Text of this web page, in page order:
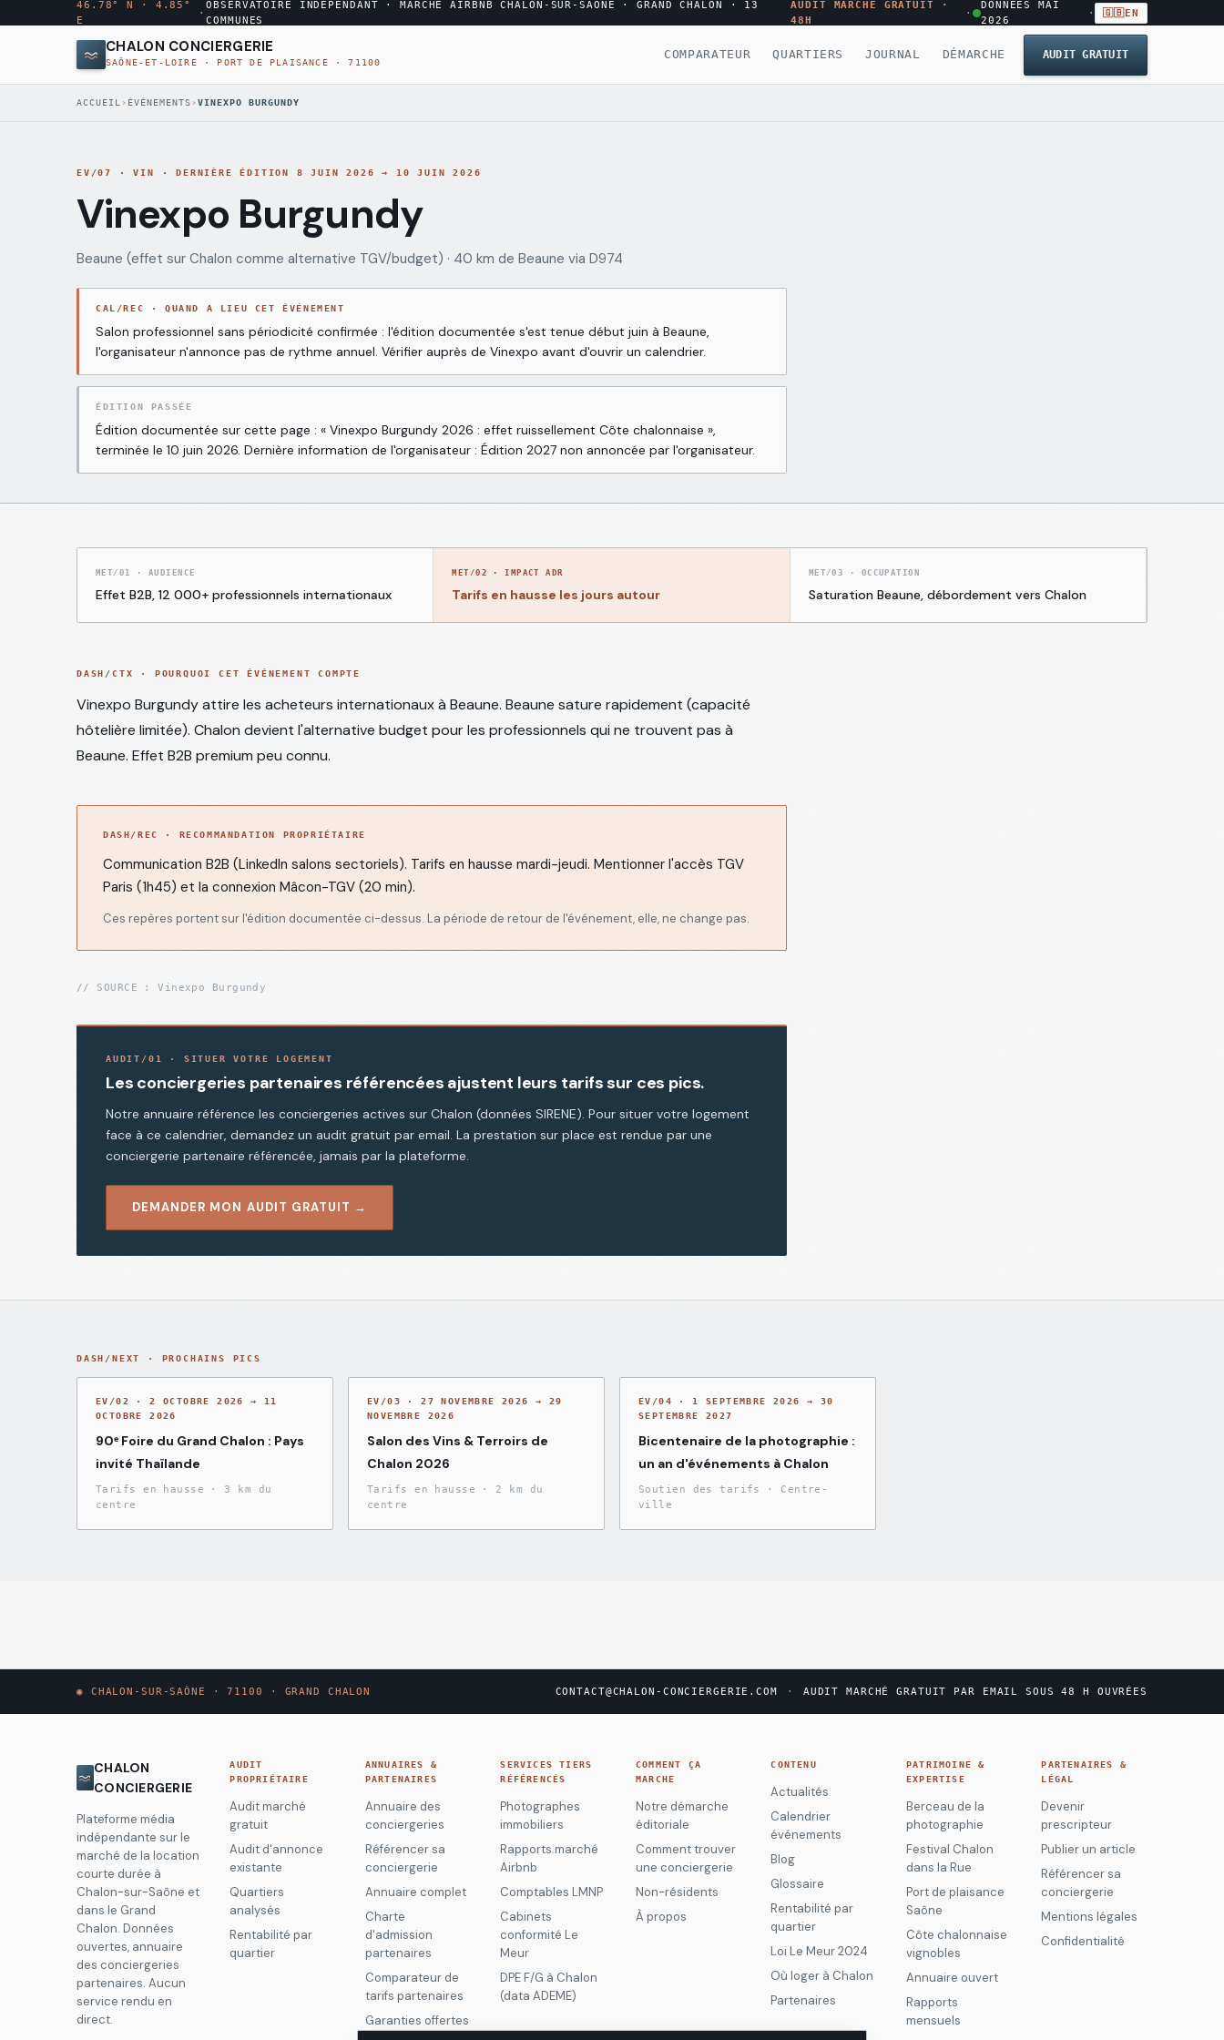
46.78° N · 4.85°
E
·
OBSERVATOIRE INDÉPENDANT · MARCHÉ AIRBNB CHALON-SUR-SAÔNE · GRAND CHALON · 13
COMMUNES
AUDIT MARCHÉ GRATUIT ·
48H
·
DONNÉES MAI
2026
· 🇬🇧EN
CHALON CONCIERGERIE
SAÔNE-ET-LOIRE · PORT DE PLAISANCE · 71100
COMPARATEUR QUARTIERS JOURNAL DÉMARCHE AUDIT GRATUIT
·
ANN
conciergeries
Comparateur
Quartiers
Chalon
COM
Communes
Grand
Chalon
→
Rapports
marché
Journal
éditorial
Notre
démarche
Audit
d'annonce
Le
Meur
F/G à
→
AUDIT
MARCHÉ
email
sous
48
ACCUEIL › ÉVÉNEMENTS › VINEXPO BURGUNDY
EV/07 ·VIN ·DERNIÈRE ÉDITION 8 JUIN 2026 → 10 JUIN 2026
Vinexpo Burgundy
Beaune (effet sur Chalon comme alternative TGV/budget) · 40 km de Beaune via D974
CAL/REC · QUAND A LIEU CET ÉVÉNEMENT
Salon professionnel sans périodicité confirmée : l'édition documentée s'est tenue début juin à Beaune,
l'organisateur n'annonce pas de rythme annuel. Vérifier auprès de Vinexpo avant d'ouvrir un calendrier.
ÉDITION PASSÉE
Édition documentée sur cette page : « Vinexpo Burgundy 2026 : effet ruissellement Côte chalonnaise »,
terminée le 10 juin 2026. Dernière information de l'organisateur : Édition 2027 non annoncée par l'organisateur.
MET/01 · AUDIENCE
Effet B2B, 12 000+ professionnels internationaux
MET/02 ·IMPACT ADR
Tarifs en hausse les jours autour
MET/03 · OCCUPATION
Saturation Beaune, débordement vers Chalon
DASH/CTX · POURQUOI CET ÉVÉNEMENT COMPTE
Vinexpo Burgundy attire les acheteurs internationaux à Beaune. Beaune sature rapidement (capacité
hôtelière limitée). Chalon devient l'alternative budget pour les professionnels qui ne trouvent pas à
Beaune. Effet B2B premium peu connu.
DASH/REC · RECOMMANDATION PROPRIÉTAIRE
Communication B2B (LinkedIn salons sectoriels). Tarifs en hausse mardi-jeudi. Mentionner l'accès TGV
Paris (1h45) et la connexion Mâcon-TGV (20 min).
Ces repères portent sur l'édition documentée ci-dessus. La période de retour de l'événement, elle, ne change pas.
// SOURCE :Vinexpo Burgundy
AUDIT/01 · SITUER VOTRE LOGEMENT
Les conciergeries partenaires référencées ajustent leurs tarifs sur ces pics.
Notre annuaire référence les conciergeries actives sur Chalon (données SIRENE). Pour situer votre logement
face à ce calendrier, demandez un audit gratuit par email. La prestation sur place est rendue par une
conciergerie partenaire référencée, jamais par la plateforme.
DEMANDER MON AUDIT GRATUIT →
DASH/NEXT · PROCHAINS PICS
EV/02 ·2 OCTOBRE 2026 → 11
OCTOBRE 2026
90ᵉ Foire du Grand Chalon : Pays
invité Thaïlande
Tarifs en hausse · 3 km du
centre
EV/03 ·27 NOVEMBRE 2026 → 29
NOVEMBRE 2026
Salon des Vins & Terroirs de
Chalon 2026
Tarifs en hausse · 2 km du
centre
EV/04 · 1 SEPTEMBRE 2026 → 30
SEPTEMBRE 2027
Bicentenaire de la photographie :
un an d'événements à Chalon
Soutien des tarifs · Centre-
ville
◉ CHALON-SUR-SAÔNE · 71100 · GRAND CHALON CONTACT@CHALON-CONCIERGERIE.COM · AUDIT MARCHÉ GRATUIT PAR EMAIL SOUS 48 H OUVRÉES
CHALON
CONCIERGERIE
Plateforme média
indépendante sur le
marché de la location
courte durée à
Chalon-sur-Saône et
dans le Grand
Chalon. Données
ouvertes, annuaire
des conciergeries
partenaires. Aucun
service rendu en
direct.
AUDIT
PROPRIÉTAIRE
Audit marché
gratuit
Audit d'annonce
existante
Quartiers
analysés
Rentabilité par
quartier
ANNUAIRES &
PARTENAIRES
Annuaire des
conciergeries
Référencer sa
conciergerie
Annuaire complet
Charte
d'admission
partenaires
Comparateur de
tarifs partenaires
Garanties offertes
SERVICES TIERS
RÉFÉRENCÉS
Photographes
immobiliers
Rapports marché
Airbnb
Comptables LMNP
Cabinets
conformité Le
Meur
DPE F/G à Chalon
(data ADEME)
COMMENT ÇA
MARCHE
Notre démarche
éditoriale
Comment trouver
une conciergerie
Non-résidents
À propos
CONTENU
Actualités
Calendrier
événements
Blog
Glossaire
Rentabilité par
quartier
Loi Le Meur 2024
Où loger à Chalon
Partenaires
PATRIMOINE &
EXPERTISE
Berceau de la
photographie
Festival Chalon
dans la Rue
Port de plaisance
Saône
Côte chalonnaise
vignobles
Annuaire ouvert
Rapports
mensuels
PARTENAIRES &
LÉGAL
Devenir
prescripteur
Publier un article
Référencer sa
conciergerie
Mentions légales
Confidentialité